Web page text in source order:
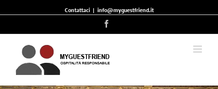
Contattaci | info@myguestfriend.it